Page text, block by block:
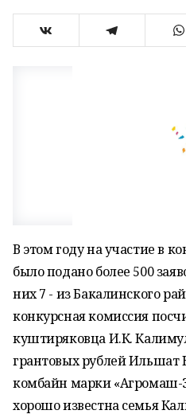
В этом году на участие в
было подано более 500
них 7 - из Бакалинского
конкурсная комиссия
куштиряковца И.К.
грантовых рублей
комбайн марки «Агромаш-
хорошо известна семья